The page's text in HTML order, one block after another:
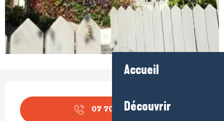
Accueil
Découvrir
Ouverture et coordonnées
07 70 85 91▒▒